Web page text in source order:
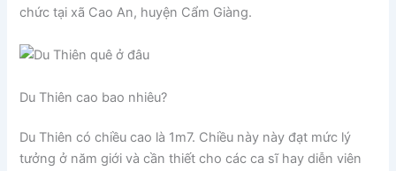
chức tại xã Cao An, huyện Cẩm Giàng.
Du Thiên cao bao nhiêu?
Du Thiên có chiều cao là 1m7. Chiều này này đạt mức lý
tưởng ở năm giới và cần thiết cho các ca sĩ hay diễn viên